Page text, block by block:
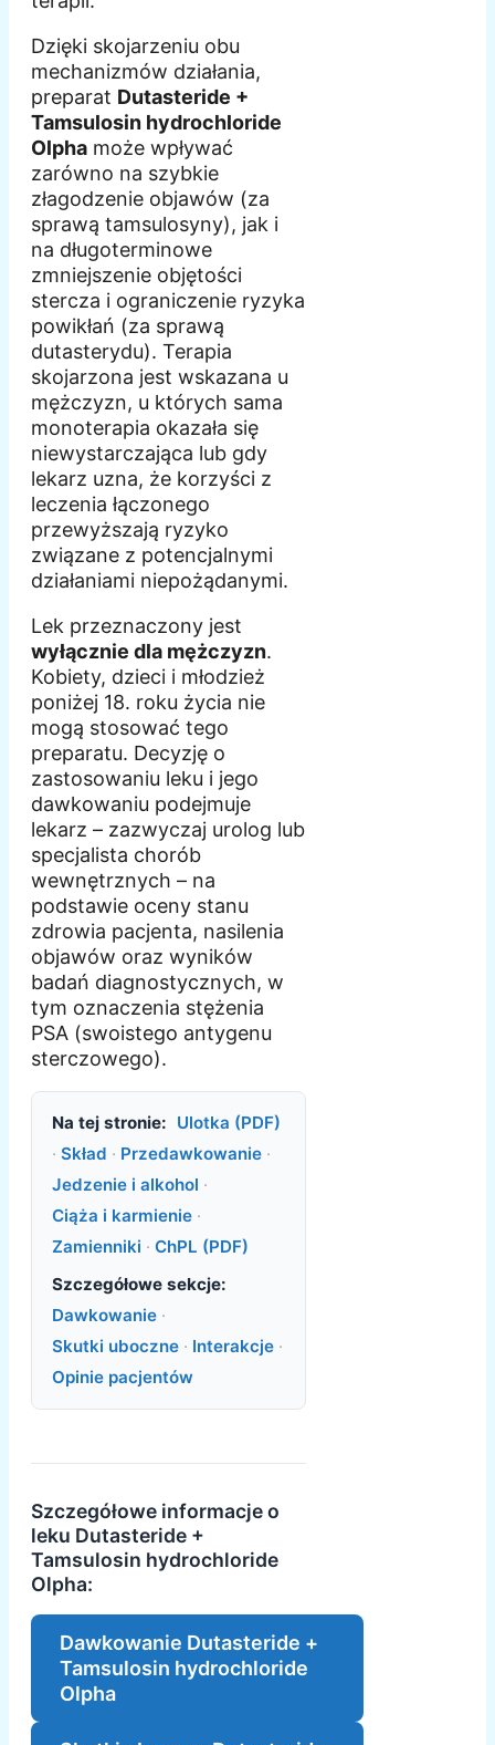
Dzięki skojarzeniu obu
mechanizmów działania,
preparat Dutasteride +
Tamsulosin hydrochloride
Olpha może wpływać
zarówno na szybkie
złagodzenie objawów (za
sprawą tamsulosyny), jak i
na długoterminowe
zmniejszenie objętości
stercza i ograniczenie ryzyka
powikłań (za sprawą
dutasterydu). Terapia
skojarzona jest wskazana u
mężczyzn, u których sama
monoterapia okazała się
niewystarczająca lub gdy
lekarz uzna, że korzyści z
leczenia łączonego
przewyższają ryzyko
związane z potencjalnymi
działaniami niepożądanymi.
Lek przeznaczony jest
wyłącznie dla mężczyzn.
Kobiety, dzieci i młodzież
poniżej 18. roku życia nie
mogą stosować tego
preparatu. Decyzję o
zastosowaniu leku i jego
dawkowaniu podejmuje
lekarz – zazwyczaj urolog lub
specjalista chorób
wewnętrznych – na
podstawie oceny stanu
zdrowia pacjenta, nasilenia
objawów oraz wyników
badań diagnostycznych, w
tym oznaczenia stężenia
PSA (swoistego antygenu
sterczowego).
Na tej stronie: Ulotka (PDF)
· Skład · Przedawkowanie ·
Jedzenie i alkohol ·
Ciąża i karmienie ·
Zamienniki · ChPL (PDF)
Szczegółowe sekcje:
Dawkowanie ·
Skutki uboczne · Interakcje ·
Opinie pacjentów
Szczegółowe informacje o
leku Dutasteride +
Tamsulosin hydrochloride
Olpha:
Dawkowanie Dutasteride +
Tamsulosin hydrochloride
Olpha